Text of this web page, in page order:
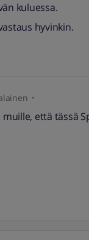
kuluessa.
hyvinkin.
että tässä